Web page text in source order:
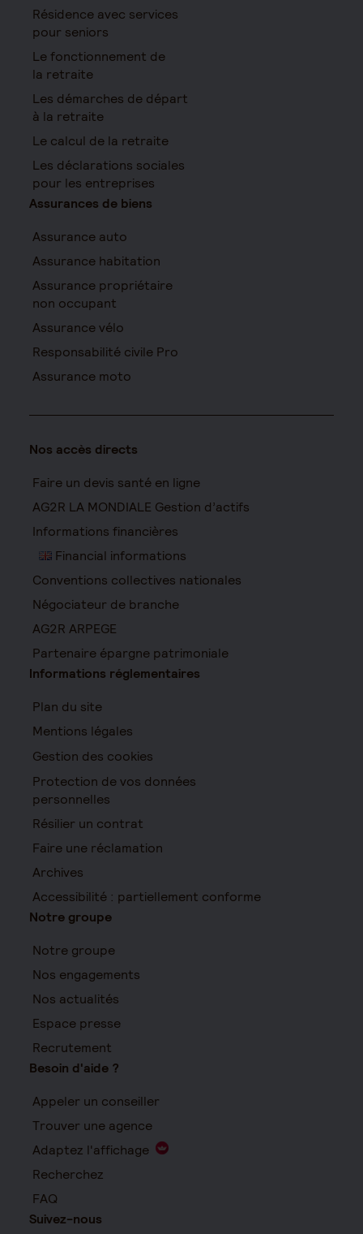
Résidence avec services
pour seniors
Le fonctionnement de
la retraite
Les démarches de départ
à la retraite
Le calcul de la retraite
Les déclarations sociales
pour les entreprises
Assurances de biens
Assurance auto
Assurance habitation
Assurance propriétaire
non occupant
Assurance vélo
Responsabilité civile Pro
Assurance moto
Nos accès directs
Faire un devis santé en ligne
AG2R LA MONDIALE Gestion d’actifs
Informations financières
Financial informations
Conventions collectives nationales
Négociateur de branche
AG2R ARPEGE
Partenaire épargne patrimoniale
Informations réglementaires
Plan du site
Mentions légales
Gestion des cookies
Protection de vos données
personnelles
Résilier un contrat
Faire une réclamation
Archives
Accessibilité : partiellement conforme
Notre groupe
Notre groupe
Nos engagements
Nos actualités
Espace presse
Recrutement
Besoin d'aide ?
Appeler un conseiller
Trouver une agence
Adaptez l'affichage
Recherchez
FAQ
Suivez-nous